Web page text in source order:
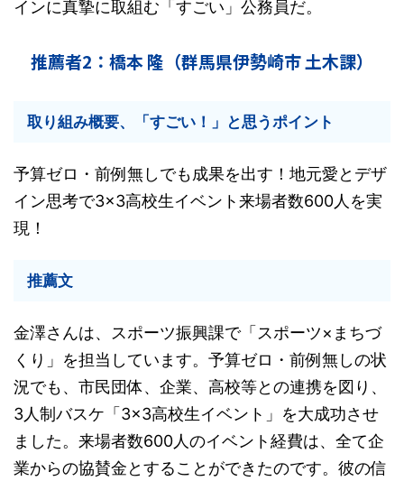
インに真摯に取組む「すごい」公務員だ。
推薦者2：橋本 隆（群馬県伊勢崎市 土木課）
取り組み概要、「すごい！」と思うポイント
予算ゼロ・前例無しでも成果を出す！地元愛とデザ
イン思考で3×3高校生イベント来場者数600人を実
現！
推薦文
金澤さんは、スポーツ振興課で「スポーツ×まちづ
くり」を担当しています。予算ゼロ・前例無しの状
況でも、市民団体、企業、高校等との連携を図り、
3人制バスケ「3×3高校生イベント」を大成功させ
ました。来場者数600人のイベント経費は、全て企
業からの協賛金とすることができたのです。彼の信